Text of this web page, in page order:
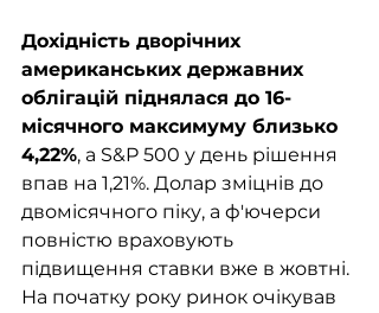
Дохідність дворічних
американських державних
облігацій піднялася до 16-
місячного максимуму близько
4,22%, а S&P 500 у день рішення
впав на 1,21%. Долар зміцнів до
двомісячного піку, а ф'ючерси
повністю враховують
підвищення ставки вже в жовтні.
На початку року ринок очікував